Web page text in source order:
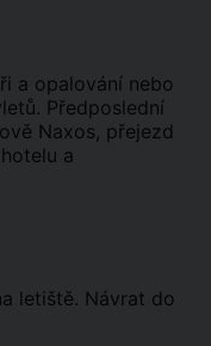
a opalování nebo
Předposlední
Naxos, přejezd
a
letiště. Návrat do